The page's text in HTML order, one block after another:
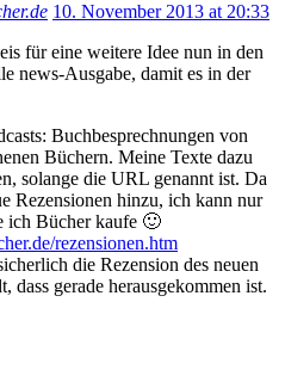
10. November 2013 at 20:33
für eine weitere Idee nun in den
news-Ausgabe, damit es in der
Buchbesprechnungen von
Büchern. Meine Texte dazu
solange die URL genannt ist. Da
Rezensionen hinzu, ich kann nur
ich Bücher kaufe 🙂
rezensionen.htm
die Rezension des neuen
dass gerade herausgekommen ist.